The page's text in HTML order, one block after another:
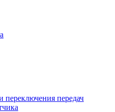
переключения передач